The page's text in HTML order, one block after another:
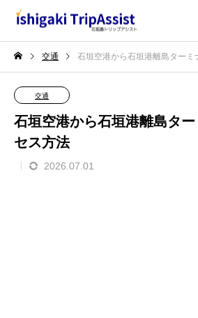
交通 石垣空港から石垣港離島ターミ
交通
石垣空港から石垣港離島タ
セス方法
2026.07.01